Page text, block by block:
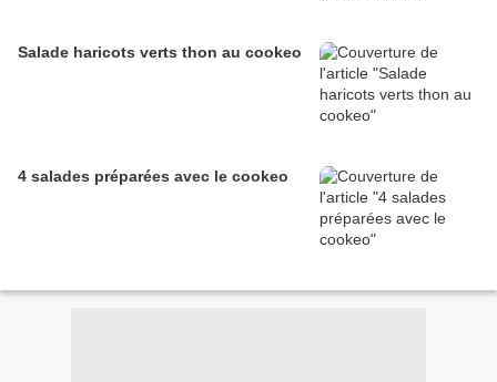
Salade haricots verts thon au cookeo
4 salades préparées avec le cookeo